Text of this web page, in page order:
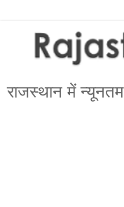
राजस्थान में न्यूनतम